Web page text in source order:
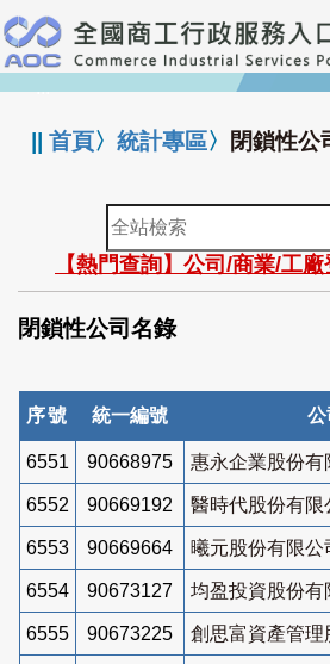
跳
到
主
要
:::
||首頁〉統計專區〉 閉鎖性公
全
站
檢
索
【熱門查詢】公司/商業/工
閉鎖性公司名錄
序號 統一編號 公
6551 90668975 惠永企業股份有
6552 90669192 醫時代股份有限
6553 90669664 曦元股份有限公
6554 90673127 均盈投資股份有
6555 90673225 創思富資產管理